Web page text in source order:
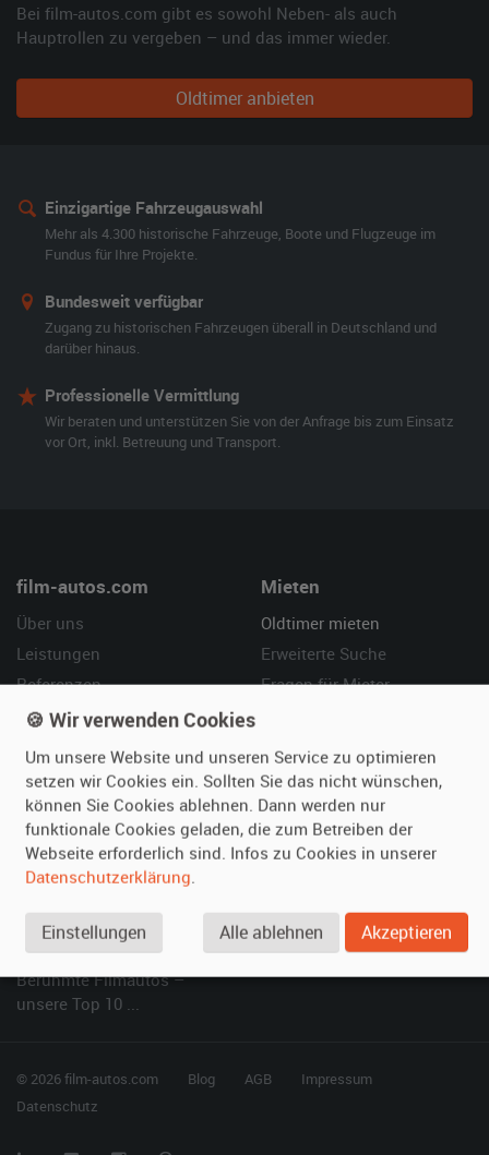
Bei film-autos.com gibt es sowohl Neben- als auch
Hauptrollen zu vergeben – und das immer wieder.
Oldtimer anbieten
Einzigartige Fahrzeugauswahl
Mehr als 4.300 historische Fahrzeuge, Boote und Flugzeuge im
Fundus für Ihre Projekte.
Bundesweit verfügbar
Zugang zu historischen Fahrzeugen überall in Deutschland und
darüber hinaus.
Professionelle Vermittlung
Wir beraten und unterstützen Sie von der Anfrage bis zum Einsatz
vor Ort, inkl. Betreuung und Transport.
film-autos.com
Über uns
Leistungen
Referenzen
Kundenmeinungen
Mieten
Oldtimer mieten
Erweiterte Suche
Fragen für Mieter
Vermieten
Oldtimer anmelden
Fotos senden
Fragen für Vermieter
Hilfe
Häufige Fragen (FAQ)
So funktioniert's
SPECIAL
Berühmte Filmautos –
unsere Top 10 ...
© 2026 film-autos.com Blog AGB
Impressum
Datenschutz
🍪 Wir verwenden Cookies
Um unsere Website und unseren Service zu optimieren
setzen wir Cookies ein. Sollten Sie das nicht wünschen,
können Sie Cookies ablehnen. Dann werden nur
funktionale Cookies geladen, die zum Betreiben der
Webseite erforderlich sind. Infos zu Cookies in unserer
Datenschutzerklärung.
Einstellungen Alle ablehnen Akzeptieren